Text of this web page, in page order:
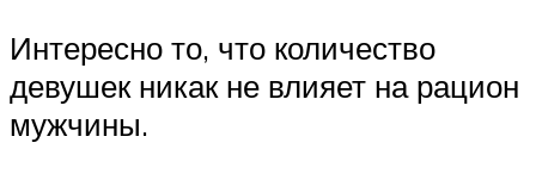
Интересно то, что количество
девушек никак не влияет на рацион
мужчины.